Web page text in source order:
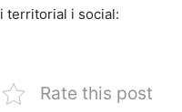
territorial i social:
Rate this post